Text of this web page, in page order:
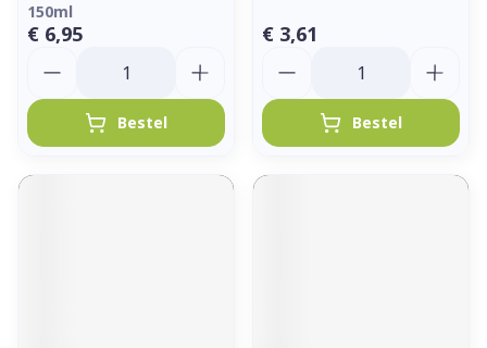
150ml
€ 6,95
Bestel
€ 3,61
Bestel